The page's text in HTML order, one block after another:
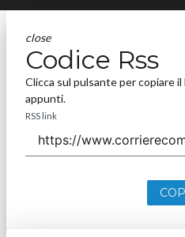
close
Codice Rss
Clicca sul pulsante per copiare il
appunti.
RSS link